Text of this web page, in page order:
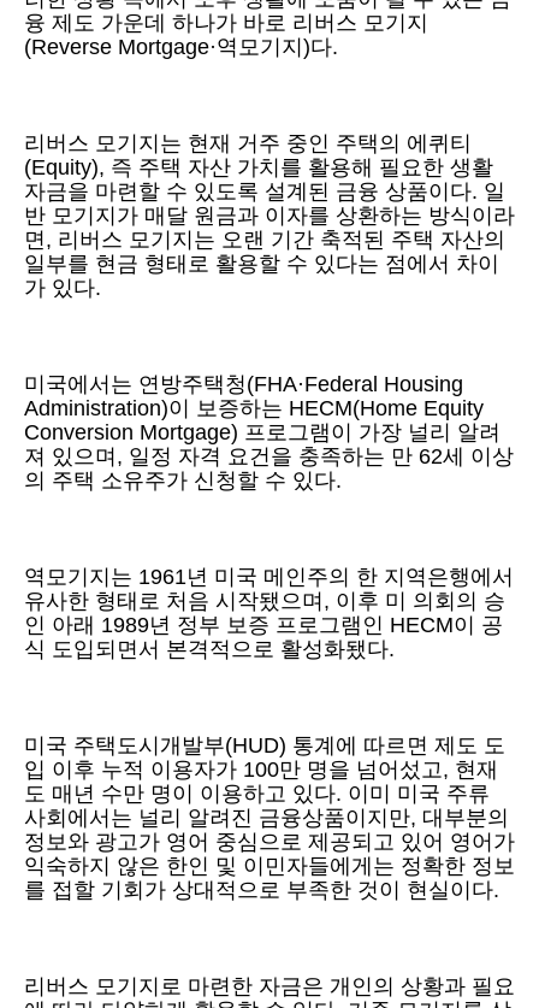
융 제도 가운데 하나가 바로 리버스 모기지
(Reverse Mortgage·역모기지)다.
리버스 모기지는 현재 거주 중인 주택의 에퀴티
(Equity), 즉 주택 자산 가치를 활용해 필요한 생활
자금을 마련할 수 있도록 설계된 금융 상품이다. 일
반 모기지가 매달 원금과 이자를 상환하는 방식이라
면, 리버스 모기지는 오랜 기간 축적된 주택 자산의
일부를 현금 형태로 활용할 수 있다는 점에서 차이
가 있다.
미국에서는 연방주택청(FHA·Federal Housing
Administration)이 보증하는 HECM(Home Equity
Conversion Mortgage) 프로그램이 가장 널리 알려
져 있으며, 일정 자격 요건을 충족하는 만 62세 이상
의 주택 소유주가 신청할 수 있다.
역모기지는 1961년 미국 메인주의 한 지역은행에서
유사한 형태로 처음 시작됐으며, 이후 미 의회의 승
인 아래 1989년 정부 보증 프로그램인 HECM이 공
식 도입되면서 본격적으로 활성화됐다.
미국 주택도시개발부(HUD) 통계에 따르면 제도 도
입 이후 누적 이용자가 100만 명을 넘어섰고, 현재
도 매년 수만 명이 이용하고 있다. 이미 미국 주류
사회에서는 널리 알려진 금융상품이지만, 대부분의
정보와 광고가 영어 중심으로 제공되고 있어 영어가
익숙하지 않은 한인 및 이민자들에게는 정확한 정보
를 접할 기회가 상대적으로 부족한 것이 현실이다.
리버스 모기지로 마련한 자금은 개인의 상황과 필요